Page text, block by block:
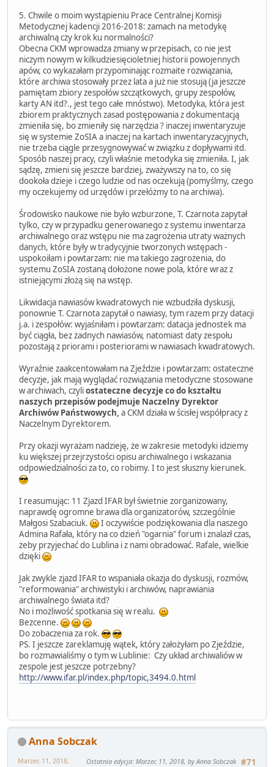
5. Chwile o moim wystąpieniu Prace Centralnej Komisji
Metodycznej kadencji 2016-2018: zamach na metodykę
archiwalną czy krok ku normalności?
Obecna CKM wprowadza zmiany w przepisach, co nie jest
niczym nowym w kilkudziesięcioletniej historii powojennych
apów, co wykazałam przypominając rozmaite rozwiązania,
które archiwa stosowały przez lata a już nie stosują (ja jeszcze
pamiętam zbiory zespołów szczątkowych, grupy zespołów,
karty AN itd?., jest tego całe mnóstwo). Metodyka, która jest
zbiorem praktycznych zasad postępowania z dokumentacją
zmieniła się, bo zmieniły się narzędzia ? inaczej inwentaryzuje
się w systemie ZoSIA a inaczej na kartach inwentaryzacyjnych,
nie trzeba ciągle przesygnowywać w związku z dopływami itd.
Sposób naszej pracy, czyli właśnie metodyka się zmieniła. I, jak
sądzę, zmieni się jeszcze bardziej, zważywszy na to, co się
dookoła dzieje i czego ludzie od nas oczekują (pomyślmy, czego
my oczekujemy od urzędów i przełóżmy to na archiwa).
Środowisko naukowe nie było wzburzone, T. Czarnota zapytał
tylko, czy w przypadku generowanego z systemu inwentarza
archiwalnego oraz wstępu nie ma zagrożenia utraty ważnych
danych, które były w tradycyjnie tworzonych wstępach -
uspokoiłam i powtarzam: nie ma takiego zagrożenia, do
systemu ZoSIA zostaną dołożone nowe pola, które wraz z
istniejącymi złożą się na wstęp.
Likwidacja nawiasów kwadratowych nie wzbudziła dyskusji,
ponownie T. Czarnota zapytał o nawiasy, tym razem przy datacji
j.a. i zespołów: wyjaśniłam i powtarzam: datacja jednostek ma
być ciągła, bez żadnych nawiasów, natomiast daty zespołu
pozostają z priorami i posteriorami w nawiasach kwadratowych.
Wyraźnie zaakcentowałam na Zjeździe i powtarzam: ostateczne
decyzje, jak mają wyglądać rozwiązania metodyczne stosowane
w archiwach, czyliostateczne decyzje co do kształtu
naszych przepisów podejmuje Naczelny Dyrektor
Archiwów Państwowych, a CKM działa w ścisłej współpracy z
Naczelnym Dyrektorem.
Przy okazji wyrażam nadzieję, że w zakresie metodyki idziemy
ku większej przejrzystości opisu archiwalnego i wskazania
odpowiedzialności za to, co robimy. I to jest słuszny kierunek.
I reasumując: 11 Zjazd IFAR był świetnie zorganizowany,
naprawdę ogromne brawa dla organizatorów, szczególnie
Małgosi Szabaciuk.
I oczywiście podziękowania dla naszego
Admina Rafała, który na co dzień "ogarnia" forum i znalazł czas,
żeby przyjechać do Lublina i z nami obradować. Rafale, wielkie
dzięki
Jak zwykle zjazd IFAR to wspaniała okazja do dyskusji, rozmów,
"reformowania" archiwistyki i archiwów, naprawiania
archiwalnego świata itd?
No i możliwość spotkania się w realu.
Bezcenne.
Do zobaczenia za rok.
PS. I jeszcze zareklamuję wątek, który założyłam po Zjeździe,
bo rozmawialiśmy o tym w Lublinie: Czy układ archiwaliów w
zespole jest jeszcze potrzebny?
http://www.ifar.pl/index.php/topic,3494.0.html
Anna Sobczak
#71
Marzec 11, 2018, Ostatnia edycja: Marzec 11, 2018, by Anna Sobczak